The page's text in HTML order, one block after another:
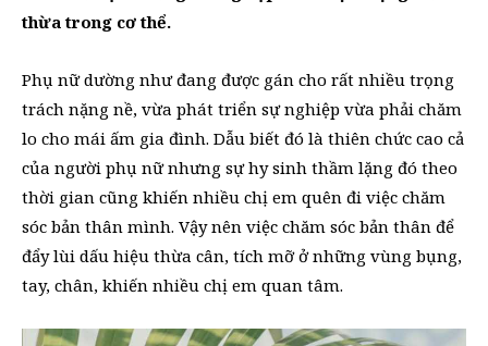
thừa trong cơ thể.
Phụ nữ dường như đang được gán cho rất nhiều trọng
trách nặng nề, vừa phát triển sự nghiệp vừa phải chăm
lo cho mái ấm gia đình. Dẫu biết đó là thiên chức cao cả
của người phụ nữ nhưng sự hy sinh thầm lặng đó theo
thời gian cũng khiến nhiều chị em quên đi việc chăm
sóc bản thân mình. Vậy nên việc chăm sóc bản thân để
đẩy lùi dấu hiệu thừa cân, tích mỡ ở những vùng bụng,
tay, chân, khiến nhiều chị em quan tâm.